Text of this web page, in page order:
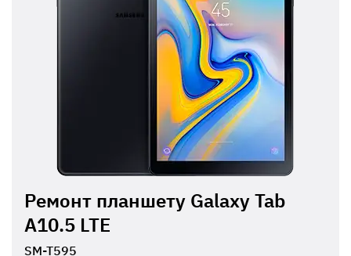
Ремонт планшету Galaxy Tab
A10.5 LTE
SM-T595